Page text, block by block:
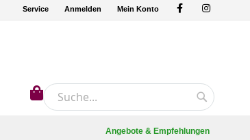
Service Anmelden Mein Konto
Suche
Mein Warenkorb
Angebote & Empfehlungen